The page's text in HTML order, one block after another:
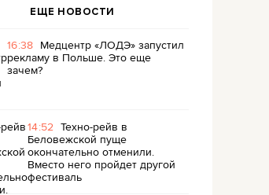
ЕЩЕ НОВОСТИ
16:38 Медцентр «ЛОДЭ» запустил
рекламу в Польше. Это еще
зачем?
14:52 Техно-рейв в
Беловежской пуще
окончательно отменили.
Вместо него пройдет другой
фестиваль